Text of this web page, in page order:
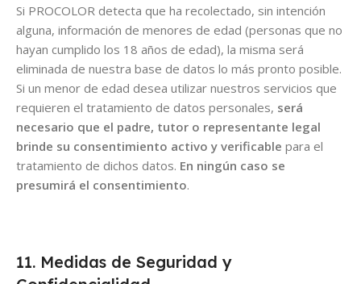
Si PROCOLOR detecta que ha recolectado, sin intención
alguna, información de menores de edad (personas que no
hayan cumplido los 18 años de edad), la misma será
eliminada de nuestra base de datos lo más pronto posible.
Si un menor de edad desea utilizar nuestros servicios que
requieren el tratamiento de datos personales, será
necesario que el padre, tutor o representante legal
brinde su consentimiento activo y verificable para el
tratamiento de dichos datos. En ningún caso se
presumirá el consentimiento.
11. Medidas de Seguridad y